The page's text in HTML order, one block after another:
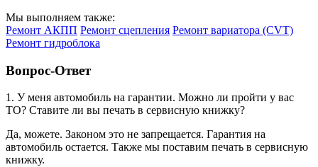
Мы выполняем также:
Ремонт АКПП Ремонт сцепления Ремонт вариатора (CVT)
Ремонт гидроблока
Вопрос-Ответ
1. У меня автомобиль на гарантии. Можно ли пройти у вас
ТО? Ставите ли вы печать в сервисную книжку?
Да, можете. Законом это не запрещается. Гарантия на
автомобиль остается. Также мы поставим печать в сервисную
книжку.